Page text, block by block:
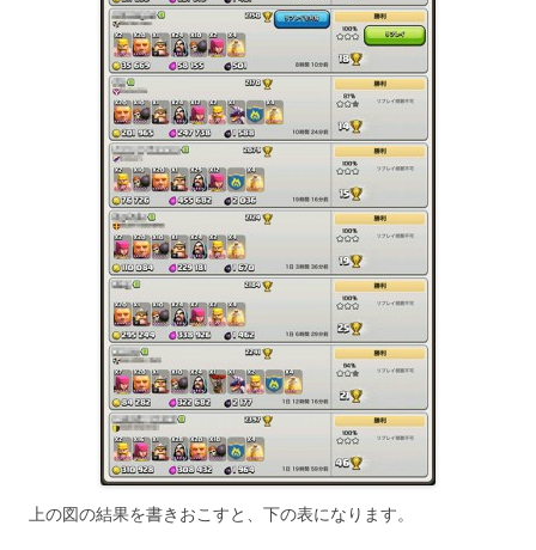
上の図の結果を書きおこすと、下の表になります。